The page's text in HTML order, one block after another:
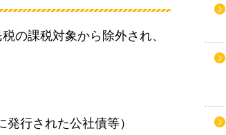
の課税対象から除外され、
行された公社債等）